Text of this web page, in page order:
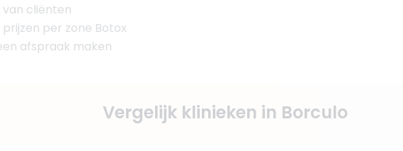
van cliënten
per zone Botox
afspraak maken
Vergelijk klinieken in Borculo